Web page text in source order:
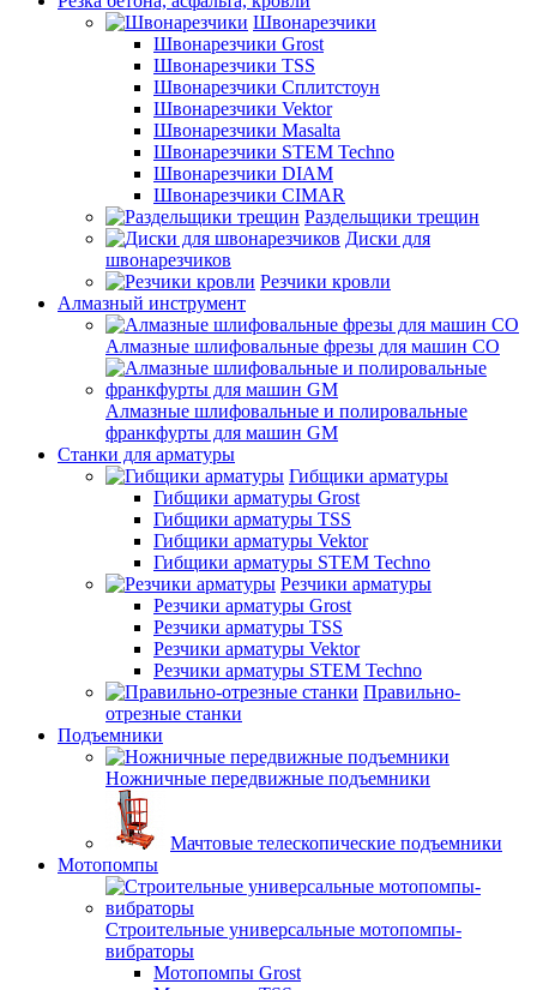
Швонарезчики
Швонарезчики Grost
Швонарезчики TSS
Швонарезчики Сплитстоун
Швонарезчики Vektor
Швонарезчики Masalta
Швонарезчики STEM Techno
Швонарезчики DIAM
Швонарезчики CIMAR
Раздельщики трещин
Диски для
швонарезчиков
Резчики кровли
Алмазный инструмент
Алмазные шлифовальные фрезы для машин СО
Алмазные шлифовальные и полировальные
франкфурты для машин GM
Станки для арматуры
Гибщики арматуры
Гибщики арматуры Grost
Гибщики арматуры TSS
Гибщики арматуры Vektor
Гибщики арматуры STEM Techno
Резчики арматуры
Резчики арматуры Grost
Резчики арматуры TSS
Резчики арматуры Vektor
Резчики арматуры STEM Techno
Правильно-
отрезные станки
Подъемники
Ножничные передвижные подъемники
Мачтовые телескопические подъемники
Мотопомпы
Строительные универсальные мотопомпы-
вибраторы
Мотопомпы Grost